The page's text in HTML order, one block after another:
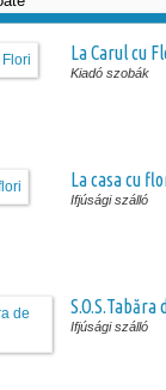
La Carul cu
Kiadó szobák
La casa cu
Ifjúsági szálló
S.O.S.Tabăra
Ifjúsági szálló